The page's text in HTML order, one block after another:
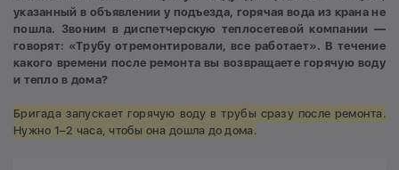
указанный в объявлении у подъезда, горячая вода из крана не
пошла. Звоним в диспетчерскую теплосетевой компании —
говорят: «Трубу отремонтировали, все работает». В течение
какого времени после ремонта вы возвращаете горячую воду
и тепло в дома?
Бригада запускает горячую воду в трубы сразу после ремонта.
Нужно 1–2 часа, чтобы она дошла до дома.